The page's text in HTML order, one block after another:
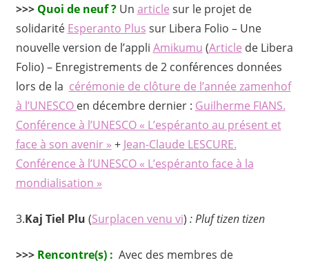
>>> Quoi de neuf ? Un article sur le projet de
solidarité Esperanto Plus sur Libera Folio – Une
nouvelle version de l’appli Amikumu (Article de Libera
Folio) – Enregistrements de 2 conférences données
lors de la cérémonie de clôture de l’année zamenhof
à l’UNESCO en décembre dernier : Guilherme FIANS.
Conférence à l’UNESCO « L’espéranto au présent et
face à son avenir » + Jean-Claude LESCURE.
Conférence à l’UNESCO « L’espéranto face à la
mondialisation »
3.Kaj Tiel Plu (Surplacen venu vi) : Pluf tizen tizen
>>> Rencontre(s) : Avec des membres de